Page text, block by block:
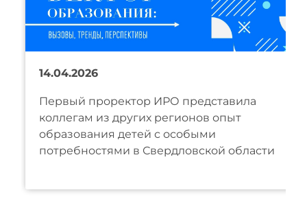
14.04.2026
Первый проректор ИРО представила
коллегам из других регионов опыт
образования детей с особыми
потребностями в Свердловской области